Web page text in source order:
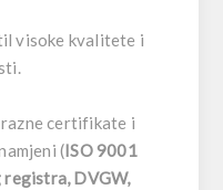
visoke kvalitete i
certifikate i
(ISO 9001
DVGW,